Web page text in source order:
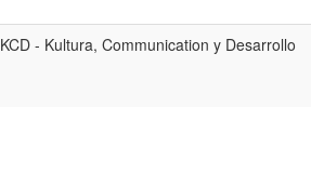
KCD - Kultura, Communication y Desarrollo